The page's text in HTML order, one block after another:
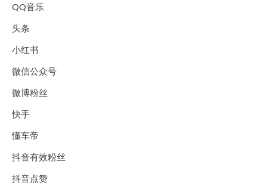
QQ音乐
头条
小红书
微信公众号
微博粉丝
快手
懂车帝
抖音有效粉丝
抖音点赞